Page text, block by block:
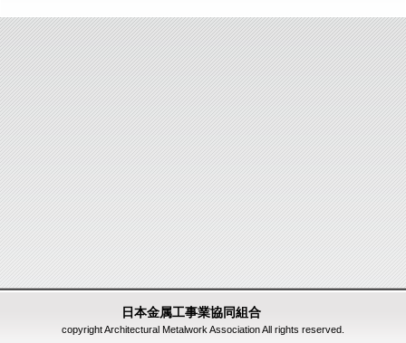
日本金属工事業協同組合
copyright Architectural Metalwork Association All rights reserved.